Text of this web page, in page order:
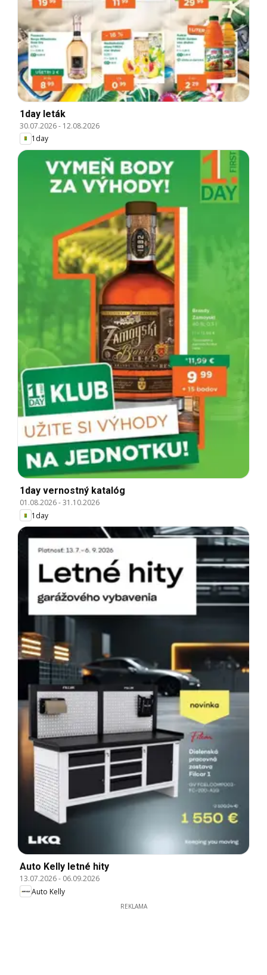
1day leták
30.07.2026- 12.08.2026
1day
1day vernostný katalóg
01.08.2026-31.10.2026
1day
Auto Kelly letné hity
13.07.2026- 06.09.2026
Auto Kelly
REKLAMA